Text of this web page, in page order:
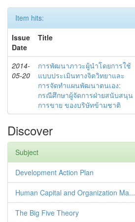
Item hits:
Issue
Date
Title
2014-
05-20
การพัฒนาภาวะผู้นำโดยการใช้
แบบประเมินทางจิตวิทยาและ
การจัดทำแผนพัฒนาตนเอง:
กรณีศึกษาผู้จัดการฝ่ายสนับสนุน
การขาย ของบริษัทข้ามชาติ
Discover
Subject
Development Action Plan
Human Capital and Organization Ma...
The Big Five Theory